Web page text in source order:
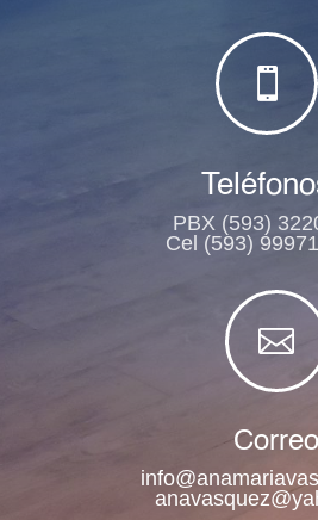

PBX (593)
Cel (593)

Correo